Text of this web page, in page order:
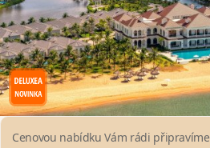
Cenovou nabídku Vám rádi